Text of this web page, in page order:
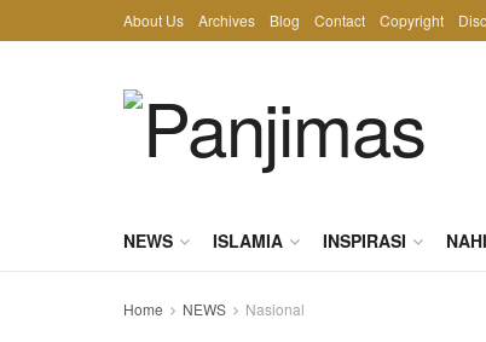
About Us Archives Blog Contact Copyright
NEWS ISLAMIA INSPIRASI
Home NEWS Nasional